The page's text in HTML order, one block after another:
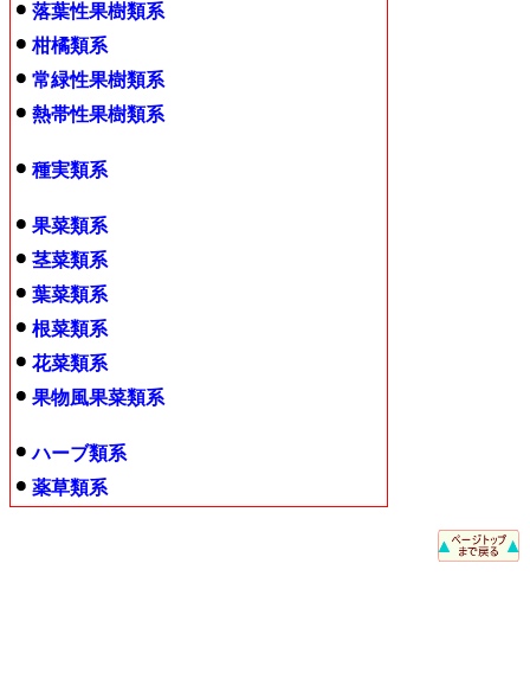
落葉性果樹類系
柑橘類系
常緑性果樹類系
熱帯性果樹類系
種実類系
果菜類系
茎菜類系
葉菜類系
根菜類系
花菜類系
果物風果菜類系
ハーブ類系
薬草類系